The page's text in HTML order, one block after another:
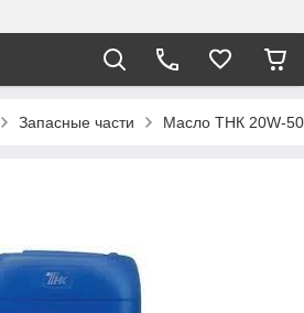
Запасные части Масло ТНК 20W-